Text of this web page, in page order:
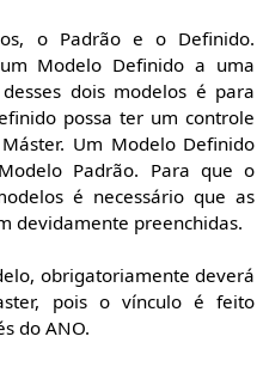
o Padrão e o Definido.
Modelo Definido a uma
dois modelos é para
possa ter um controle
Um Modelo Definido
Padrão. Para que o
é necessário que as
devidamente preenchidas.
obrigatoriamente deverá
pois o vínculo é feito
do ANO.